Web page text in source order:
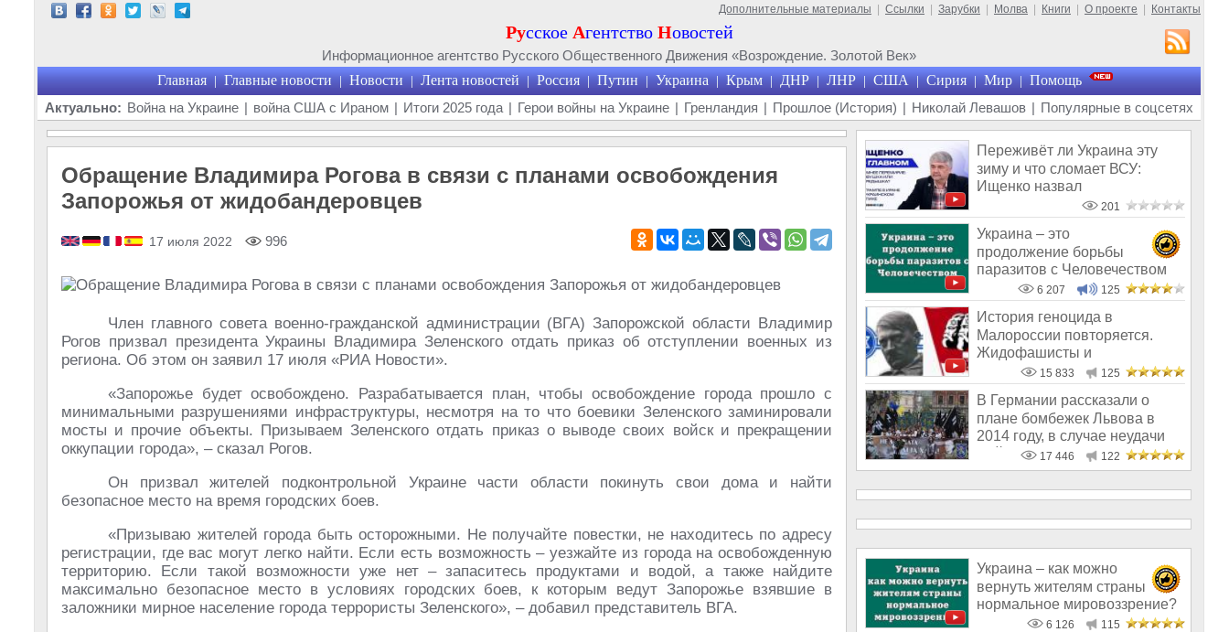
Дополнительные материалы Ссылки Зарубки Молва Книги О проекте Контакты
Русское Агентство Новостей
Информационное агентство Русского Общественного Движения «Возрождение. Золотой Век»
Главная | Главные новости | Новости | Лента новостей | Россия | Путин | Украина | Крым | ДНР | ЛНР | США | Сирия | Мир | Помощь
Актуально: Война на Украине | война США с Ираном | Итоги 2025 года | Герои войны на Украине | Гренландия | Прошлое (История) | Николай Левашов | Популярные в соцсетях
Обращение Владимира Рогова в связи с планами освобождения
Запорожья от жидобандеровцев
17 июля 2022 996
Член главного совета военно-гражданской администрации (ВГА) Запорожской области Владимир
Рогов призвал президента Украины Владимира Зеленского отдать приказ об отступлении военных из
региона. Об этом он заявил 17 июля «РИА Новости».
«Запорожье будет освобождено. Разрабатывается план, чтобы освобождение города прошло с
минимальными разрушениями инфраструктуры, несмотря на то что боевики Зеленского заминировали
мосты и прочие объекты. Призываем Зеленского отдать приказ о выводе своих войск и прекращении
оккупации города», – сказал Рогов.
Он призвал жителей подконтрольной Украине части области покинуть свои дома и найти
безопасное место на время городских боев.
«Призываю жителей города быть осторожными. Не получайте повестки, не находитесь по адресу
регистрации, где вас могут легко найти. Если есть возможность – уезжайте из города на освобожденную
территорию. Если такой возможности уже нет – запаситесь продуктами и водой, а также найдите
максимально безопасное место в условиях городских боев, к которым ведут Запорожье взявшие в
заложники мирное население города террористы Зеленского», – добавил представитель ВГА.
Переживёт ли Украина эту
зиму и что сломает ВСУ:
Ищенко назвал
единственное решение
201
Украина – это
продолжение борьбы
паразитов с Человечеством
6 207 125
История геноцида в
Малороссии повторяется.
Жидофашисты и
жидокоммунисты снова во вл
15 833 125
В Германии рассказали о
плане бомбежек Львова в
2014 году, в случае неудачи
майдана 17 446 122
Украина – как можно
вернуть жителям страны
нормальное мировоззрение?
6 126 115